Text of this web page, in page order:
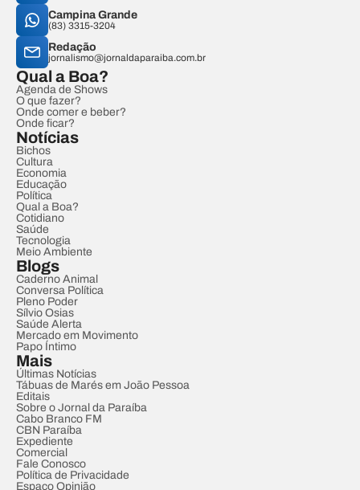
Campina Grande
(83) 3315-3204
Redação
jornalismo@jornaldaparaiba.com.br
Qual a Boa?
Agenda de Shows
O que fazer?
Onde comer e beber?
Onde ficar?
Notícias
Bichos
Cultura
Economia
Educação
Política
Qual a Boa?
Cotidiano
Saúde
Tecnologia
Meio Ambiente
Blogs
Caderno Animal
Conversa Política
Pleno Poder
Sílvio Osias
Saúde Alerta
Mercado em Movimento
Papo Íntimo
Mais
Últimas Notícias
Tábuas de Marés em João Pessoa
Editais
Sobre o Jornal da Paraíba
Cabo Branco FM
CBN Paraíba
Expediente
Comercial
Fale Conosco
Política de Privacidade
Espaço Opinião